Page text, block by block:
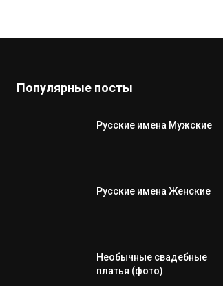
Популярные посты
Русские имена Мужские
Русские имена Женские
Необычные свадебные
платья (фото)